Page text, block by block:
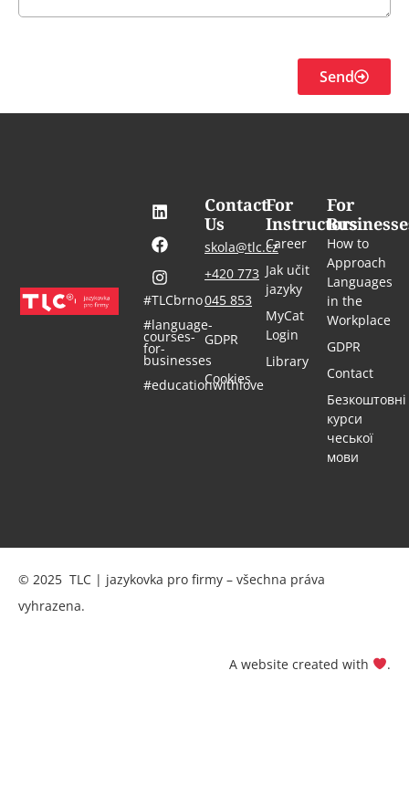
Send
For
How to
Approach
Languages
in the
Workplace
GDPR
Contact
Безкоштовні
курси
чеської
мови
For
Instructors
Career
Jak učit
jazyky
MyCat
Login
Library
Contact
Us
skola@tlc.cz
+420 773
045 853
GDPR
Cookies
#TLCbrno
#language-
courses-
for-
businesses
#educationwithlove
© 2025 TLC | jazykovka pro firmy – všechna práva
vyhrazena.
A website created with .